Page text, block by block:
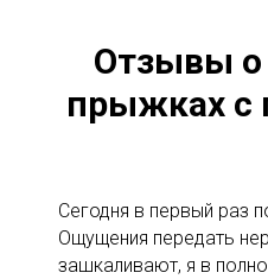
Отзывы о
прыжках с
Сегодня в первый раз
Ощущения передать
зашкаливают, я в